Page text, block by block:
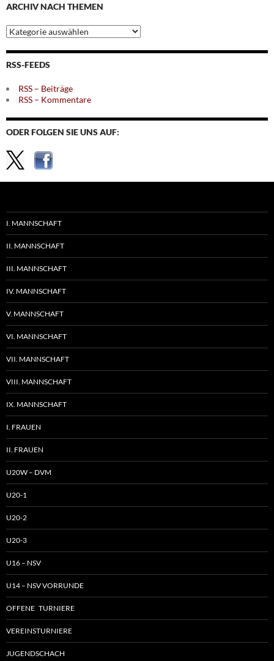
ARCHIV NACH THEMEN
Archiv
nach
Themen
RSS-FEEDS
RSS – Beiträge
RSS – Kommentare
ODER FOLGEN SIE UNS AUF:
I. MANNSCHAFT
II. MANNSCHAFT
III. MANNSCHAFT
IV. MANNSCHAFT
V. MANNSCHAFT
VI. MANNSCHAFT
VII. MANNSCHAFT
VIII. MANNSCHAFT
IX. MANNSCHAFT
I. FRAUEN
II. FRAUEN
U20W – DVM
U20-1
U20-2
U20-3
U16 – NSV
U14 – NSV VORRUNDE
OFFENE TURNIERE
VEREINSTURNIERE
JUGENDSCHACH